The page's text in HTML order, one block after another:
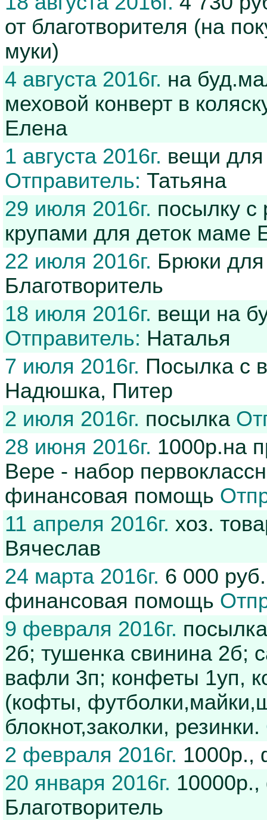
от благотворителя (на
муки)
4 августа 2016г. на
меховой конверт в
Елена
1 августа 2016г. вещи для
Отправитель: Татьяна
29 июля 2016г. посылку
крупами для деток маме
22 июля 2016г. Брюки
Благотворитель
18 июля 2016г. вещи на
Отправитель: Наталья
7 июля 2016г. Посылка с
Надюшка, Питер
2 июля 2016г. посылка
28 июня 2016г. 1000р.на
Вере - набор
финансовая помощь
11 апреля 2016г. хоз.
Вячеслав
24 марта 2016г. 6 000
финансовая помощь
9 февраля 2016г.
2б; тушенка свинина 2б;
вафли 3п; конфеты 1уп,
(кофты,
блокнот,заколки, резинки.
2 февраля 2016г. 1000р.,
20 января 2016г.
Благотворитель